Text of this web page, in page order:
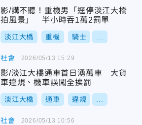
影/講不聽！重機男「逕停淡江大橋
拍風景」 半小時吞1萬2罰單
淡江大橋 重機 騎士
社會
影/淡江大橋通車首日湧萬車 大貨
車違規、機車誤闖全挨罰
淡江大橋 通車 違規
2026/05/13 15:29
社會 2026/05/13 10:56